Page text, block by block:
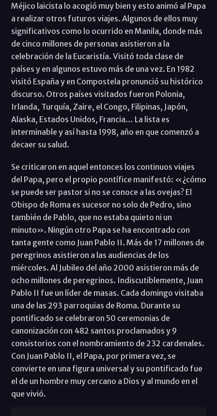
Méjico laicista lo acogió muy bien y esto animó al Papa
a realizar otros futuros viajes. Algunos de ellos muy
significativos como lo ocurrido en Manila, donde más
de cinco millones de personas asistieron a la
celebración de la Eucaristía. Visitó toda clase de
países y en algunos estuvo más de una vez. En 1982
visitó España y en Compostela pronunció su histórico
discurso. Otros países visitados fueron Polonia,
Irlanda, Turquía, Zaire, el Congo, Filipinas, Japón,
Alaska, Estados Unidos, Francia… La lista es
interminable y así hasta 1998, año en que comenzó a
decaer su salud.
Se criticaron en aquel entonces los continuos viajes
del Papa, pero el propio pontífice manifestó: «¿cómo
se puede ser pastor si no se conoce a las ovejas? El
Obispo de Roma es sucesor no solo de Pedro, sino
también de Pablo, que no estaba quieto ni un
minuto». Ningún otro Papa se ha encontrado con
tanta gente como Juan Pablo II. Más de 17 millones de
peregrinos asistieron a las audiencias de los
miércoles. Al Jubileo del año 2000 asistieron más de
ocho millones de peregrinos. Indiscutiblemente, Juan
Pablo II fue un líder de masas. Cada domingo visitaba
una de las 293 parroquias de Roma. Durante su
pontificado se celebraron 50 ceremonias de
canonización con 482 santos proclamados y 9
consistorios con el nombramiento de 232 cardenales.
Con Juan Pablo II, el Papa, por primera vez, se
convierte en una figura universal y su pontificado fue
el de un hombre muy cercano a Dios y al mundo en el
que vivió.